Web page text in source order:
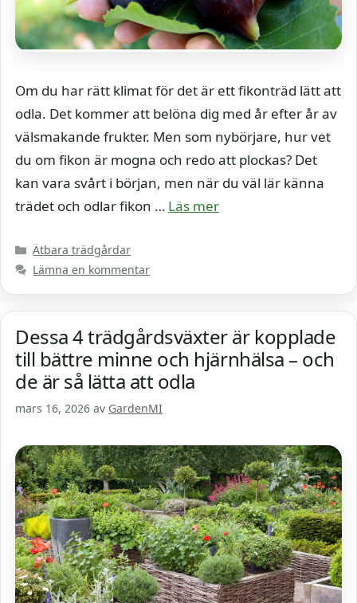
Om du har rätt klimat för det är ett fikonträd lätt att
odla. Det kommer att belöna dig med år efter år av
välsmakande frukter. Men som nybörjare, hur vet
du om fikon är mogna och redo att plockas? Det
kan vara svårt i början, men när du väl lär känna
trädet och odlar fikon … Läs mer
Kategorier
Ätbara trädgårdar
Lämna en kommentar
Dessa 4 trädgårdsväxter är kopplade
till bättre minne och hjärnhälsa – och
de är så lätta att odla
mars 16, 2026 av GardenMI